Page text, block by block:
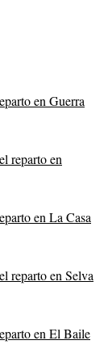
en Guerra
reparto en
en La Casa
reparto en Selva
en El Baile